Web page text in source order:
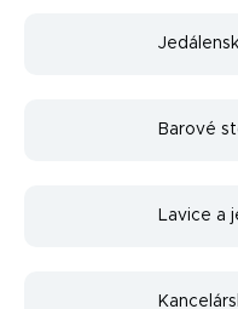
Barové
Lavice a